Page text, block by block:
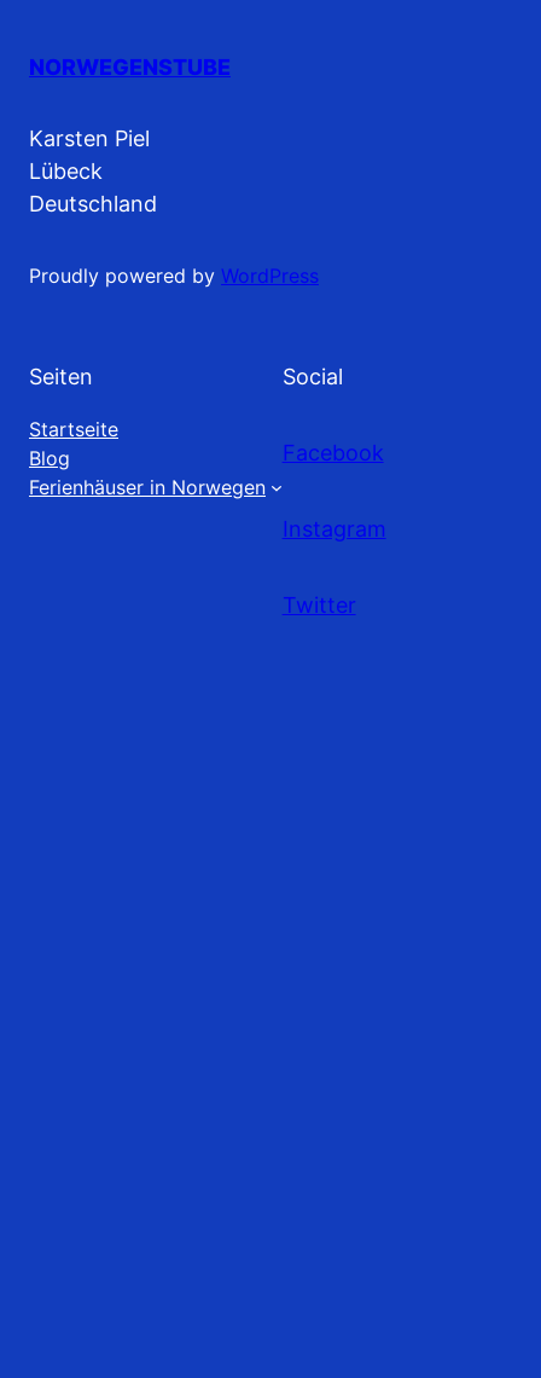
NORWEGENSTUBE
Karsten Piel
Lübeck
Deutschland
Proudly powered by WordPress
Seiten
Startseite
Blog
Ferienhäuser in Norwegen
Social
Facebook
Instagram
Twitter